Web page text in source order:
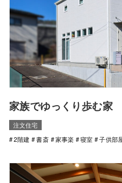
家族でゆっくり歩む家
注文住宅
2階建
書斎 家事楽 寝室 子供部